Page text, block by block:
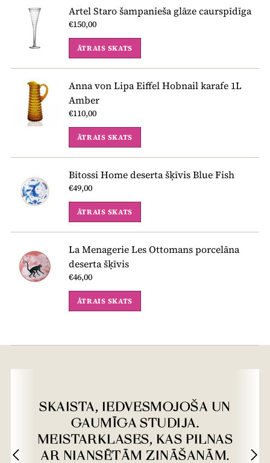
Artel Staro šampanieša glāze caurspīdīga
€150,00
ĀTRAIS SKATS
Anna von Lipa Eiffel Hobnail karafe 1L
Amber
€110,00
ĀTRAIS SKATS
Bitossi Home deserta šķīvis Blue Fish
€49,00
ĀTRAIS SKATS
La Menagerie Les Ottomans porcelāna
deserta šķīvis
€46,00
ĀTRAIS SKATS
SKAISTA, IEDVESMOJOŠA UN
GAUMĪGA STUDIJA.
MEISTARKLASES, KAS PILNAS
AR NIANSĒTĀM ZINĀŠANĀM.